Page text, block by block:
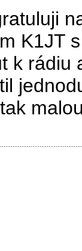
K1JT
k rádiu